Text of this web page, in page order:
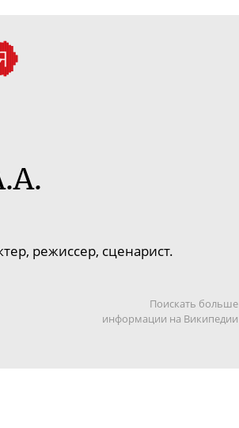
режиссер, сценарист.
Поискать больше
информации на Википедии